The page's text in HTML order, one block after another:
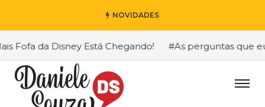
NOVIDADES
da Disney Está Chegando! #As perguntas que eu